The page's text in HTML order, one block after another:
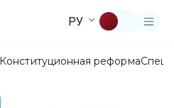
РУ
Конституционная реформа